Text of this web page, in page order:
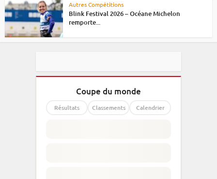
Autres Compétitions
Blink Festival 2026 – Océane Michelon
remporte...
Coupe du monde
Résultats Classements Calendrier